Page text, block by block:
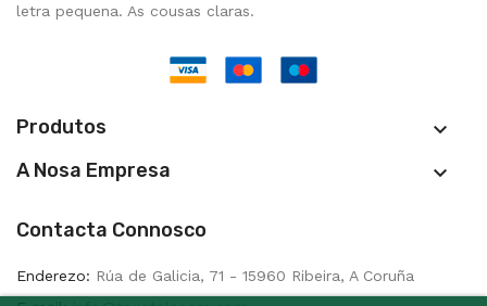
letra pequena. As cousas claras.
Produtos 
A Nosa Empresa 
Contacta Connosco
Enderezo: Rúa de Galicia, 71 - 15960 Ribeira, A Coruña